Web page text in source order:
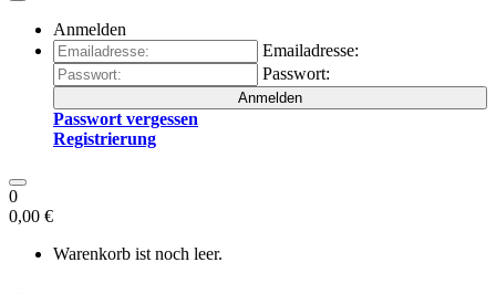
Anmelden
Emailadresse:
Passwort:
Anmelden
Passwort vergessen
Registrierung
0
0,00 €
Warenkorb ist noch leer.